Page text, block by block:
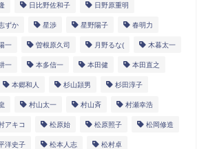
日比野佐和子 日野原重明
ずか 星渉 星野陽子 春明力
一 曽根原久司 月野るな( 木暮太一
一 本多信一 本田健 本田直之
本郷和人 杉山頴男 杉田淳子
村山太一 村山斉 村瀬幸浩
アキコ 松原始 松原照子 松岡修造
洋史子 松本人志 松村卓